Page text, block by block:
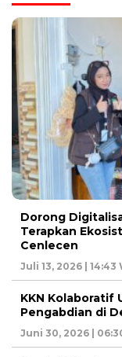
Dorong
Terapkan
Cenlecen
Juli 13, 2026 | 14:43
KKN Kolaboratif
Pengabdian di
Juni 30, 2026 |